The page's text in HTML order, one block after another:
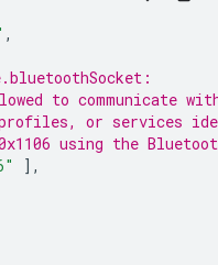
,
to communicate
or services
using the
],